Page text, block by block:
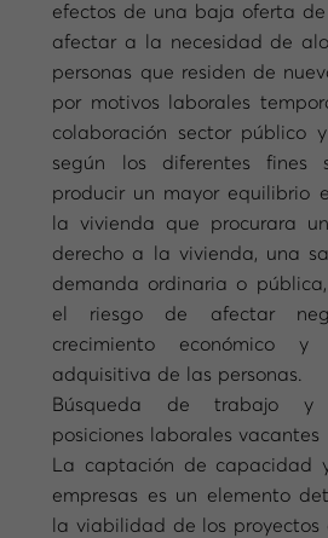
efectos de una baja oferta
afectar a la necesidad de
personas que residen de
por motivos laborales
colaboración sector público
según los diferentes fines
producir un mayor equilibrio
la vivienda que procurara
derecho a la vivienda, una
demanda ordinaria o
el riesgo de afectar
crecimiento económico
adquisitiva de las personas.
Búsqueda de trabajo y
posiciones laborales vacantes
La captación de capacidad
empresas es un elemento
la viabilidad de los proyectos